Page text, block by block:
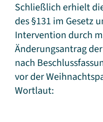
Schließlich erhielt
des §131 im Gesetz
Intervention durch
Änderungsantrag
nach
vor der
Wortlaut: